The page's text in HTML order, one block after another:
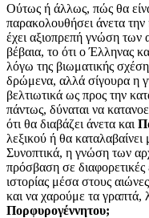
Ούτως ή άλλως, πώς θα
παρακολουθήσει άνετα την
έχει αξιοπρεπή γνώση
βέβαια, το ότι ο Έλληνας
λόγω της βιωματικής
δρώμενα, αλλά σίγουρα η
βελτιωτικά ως προς την
πάντως, δύναται να
ότι θα διαβάζει άνετα και
λεξικού ή θα καταλαβαίνει
Συνοπτικά, η γνώση των
πρόσβαση σε διαφορετικές
ιστορίας μέσα στους
και να χαρούμε τα γραπτά,
Πορφυρογέννητου;